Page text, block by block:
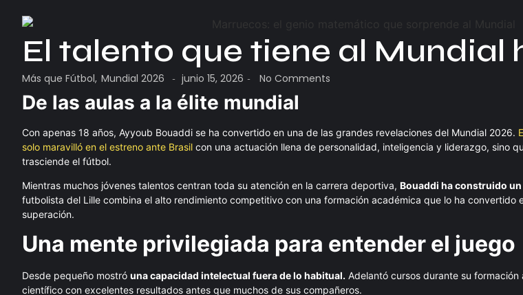
El talento que tiene al Mundial
Más que Fútbol, Mundial 2026 - junio 15, 2026 - No Comments
De las aulas a la élite mundial
Con apenas 18 años, Ayyoub Bouaddi se ha convertido en una de las grandes revelaciones del Mundial 2026.
solo maravilló en el estreno ante Brasil con una actuación llena de personalidad, inteligencia y liderazgo, sino
trasciende el fútbol.
Mientras muchos jóvenes talentos centran toda su atención en la carrera deportiva, Bouaddi ha construido
futbolista del Lille combina el alto rendimiento competitivo con una formación académica que lo ha convertido
superación.
Una mente privilegiada para entender el juego
Desde pequeño mostró una capacidad intelectual fuera de lo habitual. Adelantó cursos durante su
científico con excelentes resultados antes que muchos de sus compañeros.